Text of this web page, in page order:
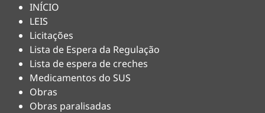
INÍCIO
LEIS
Licitações
Lista de Espera da Regulação
Lista de espera de creches
Medicamentos do SUS
Obras
Obras paralisadas